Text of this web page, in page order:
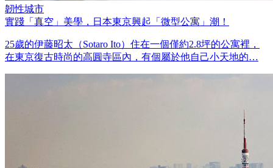
韌性城市
實踐「真空」美學，日本東京興起「微型公寓」潮！
25歲的伊藤昭太（Sotaro Ito）住在一個僅約2.8坪的公寓裡，
在東京復古時尚的高圓寺區內，有個屬於他自己小天地的…